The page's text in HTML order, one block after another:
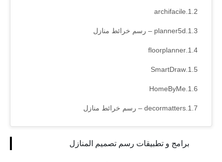
archifacile
planner5d – رسم خرائط منازل
floorplanner
SmartDraw
HomeByMe
decormatters – رسم خرائط منازل
برامج و تطبيقات رسم تصميم المنازل